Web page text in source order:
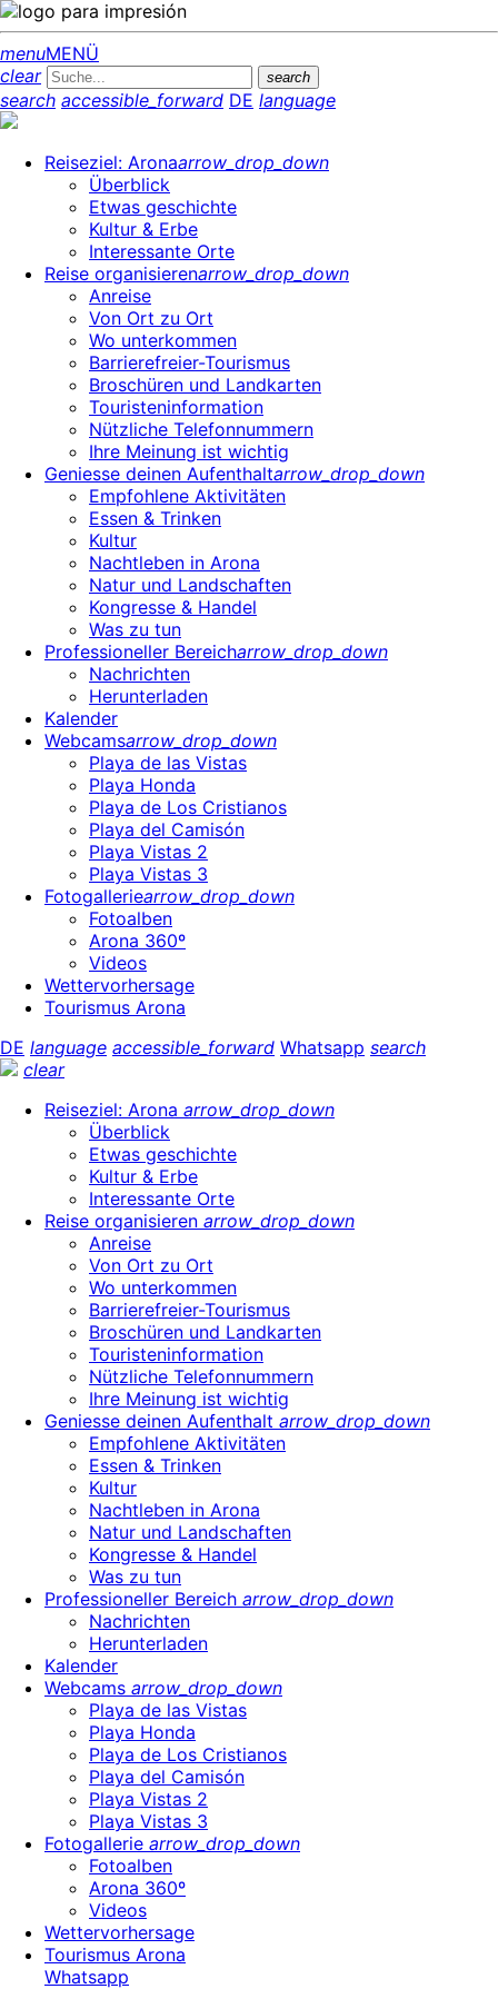
menuMENÜ
clear
search
search accessible_forward DE language
Reiseziel: Aronaarrow_drop_down
Überblick
Etwas geschichte
Kultur & Erbe
Interessante Orte
Reise organisierenarrow_drop_down
Anreise
Von Ort zu Ort
Wo unterkommen
Barrierefreier-Tourismus
Broschüren und Landkarten
Touristeninformation
Nützliche Telefonnummern
Ihre Meinung ist wichtig
Geniesse deinen Aufenthaltarrow_drop_down
Empfohlene Aktivitäten
Essen & Trinken
Kultur
Nachtleben in Arona
Natur und Landschaften
Kongresse & Handel
Was zu tun
Professioneller Bereicharrow_drop_down
Nachrichten
Herunterladen
Kalender
Webcamsarrow_drop_down
Playa de las Vistas
Playa Honda
Playa de Los Cristianos
Playa del Camisón
Playa Vistas 2
Playa Vistas 3
Fotogalleriearrow_drop_down
Fotoalben
Arona 360º
Videos
Wettervorhersage
Tourismus Arona
DE language accessible_forward Whatsapp search
clear
Reiseziel: Arona arrow_drop_down
Überblick
Etwas geschichte
Kultur & Erbe
Interessante Orte
Reise organisieren arrow_drop_down
Anreise
Von Ort zu Ort
Wo unterkommen
Barrierefreier-Tourismus
Broschüren und Landkarten
Touristeninformation
Nützliche Telefonnummern
Ihre Meinung ist wichtig
Geniesse deinen Aufenthalt arrow_drop_down
Empfohlene Aktivitäten
Essen & Trinken
Kultur
Nachtleben in Arona
Natur und Landschaften
Kongresse & Handel
Was zu tun
Professioneller Bereich arrow_drop_down
Nachrichten
Herunterladen
Kalender
Webcams arrow_drop_down
Playa de las Vistas
Playa Honda
Playa de Los Cristianos
Playa del Camisón
Playa Vistas 2
Playa Vistas 3
Fotogallerie arrow_drop_down
Fotoalben
Arona 360º
Videos
Wettervorhersage
Tourismus Arona
Whatsapp